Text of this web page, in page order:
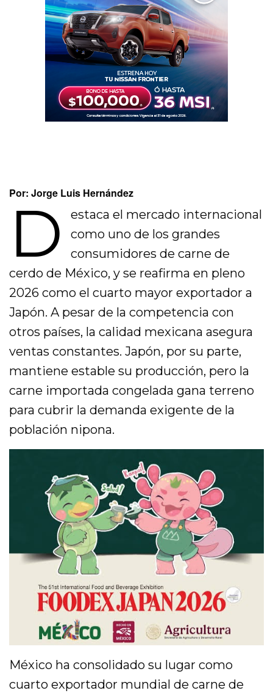
Por: Jorge Luis Hernández
D
estaca el mercado internacional
como uno de los grandes
consumidores de carne de
cerdo de México, y se reafirma en pleno
2026 como el cuarto mayor exportador a
Japón. A pesar de la competencia con
otros países, la calidad mexicana asegura
ventas constantes. Japón, por su parte,
mantiene estable su producción, pero la
carne importada congelada gana terreno
para cubrir la demanda exigente de la
población nipona.
México ha consolidado su lugar como
cuarto exportador mundial de carne de